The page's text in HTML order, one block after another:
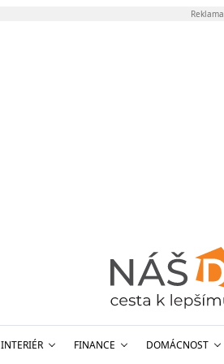
Reklama
INTERIÉR FINANCE DOMÁCNOST